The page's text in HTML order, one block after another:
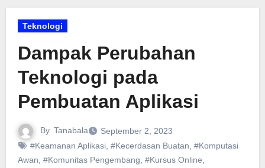
Teknologi
Dampak Perubahan
Teknologi pada
Pembuatan Aplikasi
By Tanabala
September 2, 2023
#Keamanan Aplikasi, #Kecerdasan Buatan #Komputasi
Awan #Komunitas Pengembang #Kursus Online